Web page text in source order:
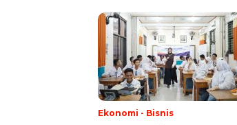
Ekonomi - Bisnis